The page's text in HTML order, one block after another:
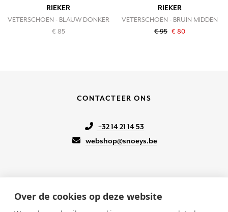
Over de cookies op deze website
RIEKER
VETERSCHOEN - BLAUW DONKER
€ 85
RIEKER
VETERSCHOEN - BRUIN MIDDEN
€ 95 € 80
CONTACTEER ONS
+32 14 21 14 53
webshop@snoeys.be
KLANTENSERVICE